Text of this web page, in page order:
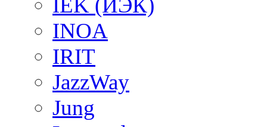
IEK (ИЭК)
INOA
IRIT
JazzWay
Jung